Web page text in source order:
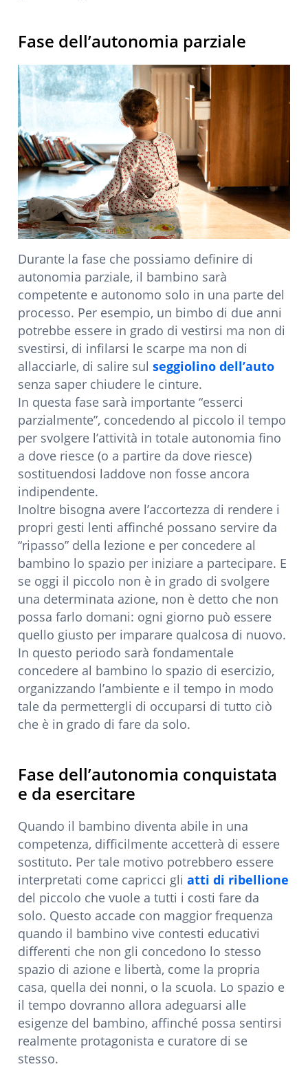
Fase dell’autonomia parziale
Durante la fase che possiamo definire di
autonomia parziale, il bambino sarà
competente e autonomo solo in una parte del
processo. Per esempio, un bimbo di due anni
potrebbe essere in grado di vestirsi ma non di
svestirsi, di infilarsi le scarpe ma non di
allacciarle, di salire sul seggiolino dell’auto
senza saper chiudere le cinture.
In questa fase sarà importante “esserci
parzialmente”, concedendo al piccolo il tempo
per svolgere l’attività in totale autonomia fino
a dove riesce (o a partire da dove riesce)
sostituendosi laddove non fosse ancora
indipendente.
Inoltre bisogna avere l’accortezza di rendere i
propri gesti lenti affinché possano servire da
“ripasso” della lezione e per concedere al
bambino lo spazio per iniziare a partecipare. E
se oggi il piccolo non è in grado di svolgere
una determinata azione, non è detto che non
possa farlo domani: ogni giorno può essere
quello giusto per imparare qualcosa di nuovo.
In questo periodo sarà fondamentale
concedere al bambino lo spazio di esercizio,
organizzando l’ambiente e il tempo in modo
tale da permettergli di occuparsi di tutto ciò
che è in grado di fare da solo.
Fase dell’autonomia conquistata
e da esercitare
Quando il bambino diventa abile in una
competenza, difficilmente accetterà di essere
sostituto. Per tale motivo potrebbero essere
interpretati come capricci gli atti di ribellione
del piccolo che vuole a tutti i costi fare da
solo. Questo accade con maggior frequenza
quando il bambino vive contesti educativi
differenti che non gli concedono lo stesso
spazio di azione e libertà, come la propria
casa, quella dei nonni, o la scuola. Lo spazio e
il tempo dovranno allora adeguarsi alle
esigenze del bambino, affinché possa sentirsi
realmente protagonista e curatore di se
stesso.